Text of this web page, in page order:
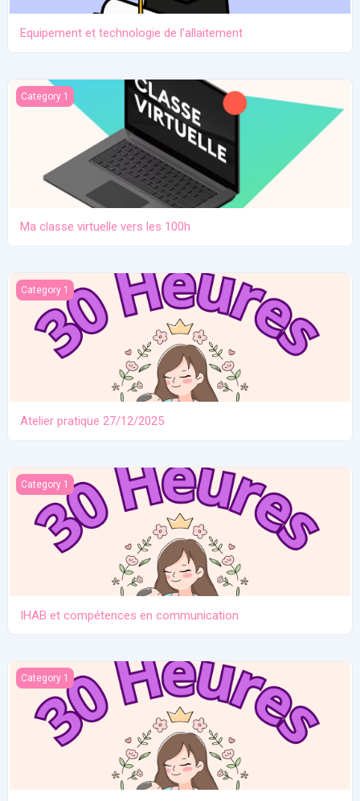
Equipement et technologie de l'allaitement
Ma classe virtuelle vers les 100h
Category 1
Ma classe virtuelle vers les 100h
Atelier pratique 27/12/2025
Category 1
Atelier pratique 27/12/2025
IHAB et compétences en communication
Category 1
IHAB et compétences en communication
Contraception. Allaitement en situation de crise
Category 1